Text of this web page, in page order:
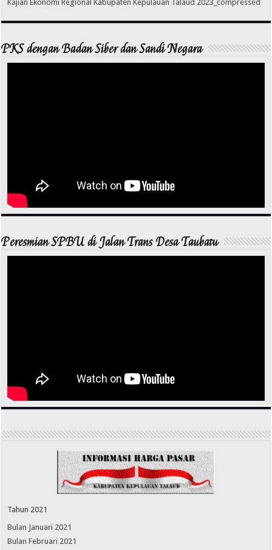
Kajian Ekonomi Regional Kabupaten Kepulauan Talaud 2023_compressed
PKS dengan Badan Siber dan Sandi Negara
Peresmian SPBU di Jalan Trans Desa Taubatu
Tahun 2021
Bulan Januari 2021
Bulan Februari 2021